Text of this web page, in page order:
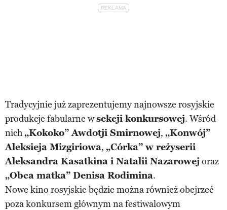
Tradycyjnie już zaprezentujemy najnowsze rosyjskie
produkcje fabularne wsekcji konkursowej. Wśród
nich„Kokoko” Awdotji Smirnowej, „Konwój”
Aleksieja Mizgiriowa, „Córka” w reżyserii
Aleksandra Kasatkina i Natalii Nazarowej oraz
„Obca matka” Denisa Rodimina.
Nowe kino rosyjskie będzie można również obejrzeć
poza konkursem głównym na festiwalowym